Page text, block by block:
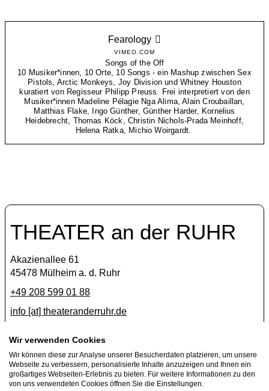
Fearology
VIMEO.COM
Songs of the Off
10 Musiker*innen, 10 Orte, 10 Songs - ein Mashup zwischen Sex
Pistols, Arctic Monkeys, Joy Division und Whitney Houston
kuratiert von Regisseur Philipp Preuss. Frei interpretiert von den
Musiker*innen Madeline Pélagie Nga Alima, Alain Croubaillan,
Matthias Flake, Ingo Günther, Günther Harder, Kornelius
Heidebrecht, Thomas Köck, Christin Nichols-Prada Meinhoff,
Helena Ratka, Michio Woirgardt.
THEATER an der RUHR
Akazienallee 61
45478 Mülheim a. d. Ruhr
+49 208 599 01 88
info [​at​] theateranderruhr.de
Facebook
Instagram
Newsletter
Wir verwenden Cookies
Wir können diese zur Analyse unserer Besucherdaten platzieren, um unsere
Webseite zu verbessern, personalisierte Inhalte anzuzeigen und Ihnen ein
großartiges Webseiten-Erlebnis zu bieten. Für weitere Informationen zu den
von uns verwendeten Cookies öffnen Sie die Einstellungen.